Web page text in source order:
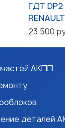
ГДТ
RENAULT
23 500
АКПП
деталей